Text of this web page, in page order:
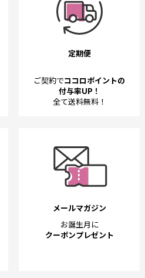
定期便
ご契約でココロポイントの
付与率UP！
全て送料無料！
メールマガジン
お誕生月に
クーポンプレゼント